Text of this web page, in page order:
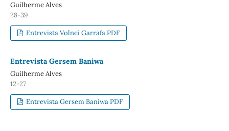
Guilherme Alves
28-39
Entrevista Volnei Garrafa PDF
Entrevista Gersem Baniwa
Guilherme Alves
12-27
Entrevista Gersem Baniwa PDF